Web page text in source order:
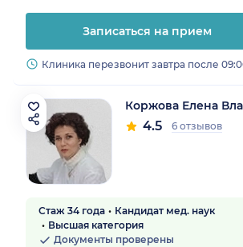
Записаться на прием
Клиника перезвонит завтра после
Коржова Елена
4.5 6 отзывов
Стаж 34 года
Кандидат мед. наук
Высшая категория
Документы проверены